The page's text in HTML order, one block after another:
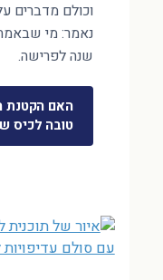
וכולם מדברים
שנה לפרישה.
האם הקטנת
טובה לכיס